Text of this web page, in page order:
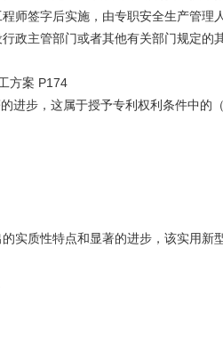
师签字后实施，由专职安全生产管
政主管部门或者其他有关部门规定
方案 P174
进步，这属于授予专利权利条件中的
实质性特点和显著的进步，该实用新